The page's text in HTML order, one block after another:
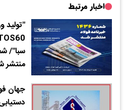
اخبار مرتبط
"تولید
منتشر
جهان